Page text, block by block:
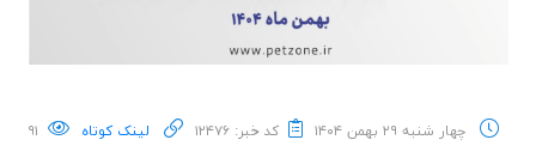
چهار شنبه ۲۹ بهمن ۱۴۰۴ کد خبر: ۱۲۴۷۶ لینک کوتاه ۹۱